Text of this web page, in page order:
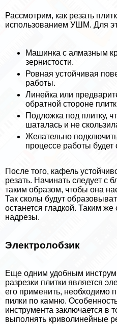
Рассмотрим, как резать
использованием УШМ. Для
Машинка с алмазным
зернистости.
Ровная устойчивая
работы.
Линейка или
обратной стороне
Подложка под плитку,
шаталась и не
Желательно
процессе работы
После того, кафель
резать. Начинать следует с
таким образом, чтобы она
Так сколы будут
останется гладкой. Таким
надрезы.
Электролобзик
Еще одним удобным
разрезки плитки является
его применить, необходимо
пилки по камню.
инструмента заключается в
выполнять криволинейные